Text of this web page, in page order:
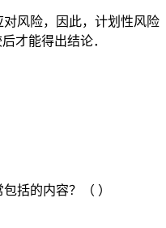
风险，因此，计划性风险
才能得出结论．
括的内容？（ ）